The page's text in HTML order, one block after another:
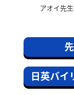
アオイ先生
日英バイ